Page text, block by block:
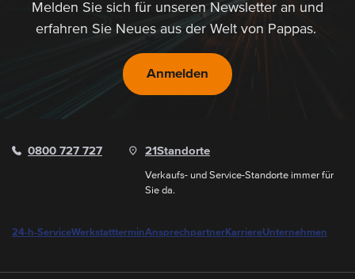
Melden Sie sich für unseren Newsletter an und
erfahren Sie Neues aus der Welt von Pappas.
Anmelden
0800 727 727 21 Standorte
Verkaufs- und Service-Standorte immer für
Sie da.
24-h-ServiceWerkstattterminAnsprechpartnerKarriereUnternehmen